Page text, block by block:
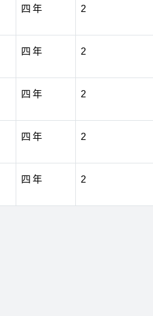
四年 2
四年 2
四年 2
四年 2
四年 2